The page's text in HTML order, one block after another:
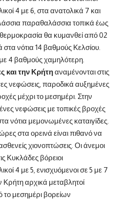
4 με 6, στα ανατολικά 7 και
παραθαλάσσια τοπικά έως
θα κυμανθεί από 02
στα νότια 14 βαθμούς Κελσίου.
4 βαθμούς χαμηλότερη.
και την Κρήτηαναμένονται στις
νεφώσεις, παροδικά αυξημένες
μέχρι το μεσημέρι. Στην
νεφώσεις με τοπικές βροχές
νότια μεμονωμένες καταιγίδες.
στα ορεινά είναι πιθανό να
χιονοπτώσεις. Οι άνεμοι
Κυκλάδες βόρειοι
4 με 5, ενισχυόμενοι σε 5 με 7
αρχικά μεταβλητοί
το μεσημέρι βορείων